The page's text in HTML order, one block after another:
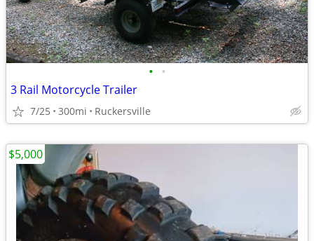
• •
3 Rail Motorcycle Trailer
7/25 300mi Ruckersville
$5,000